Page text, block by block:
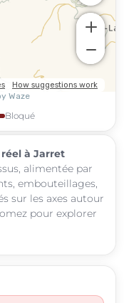
Bloqué
à Jarret
alimentée par
embouteillages,
sur les axes autour
pour explorer